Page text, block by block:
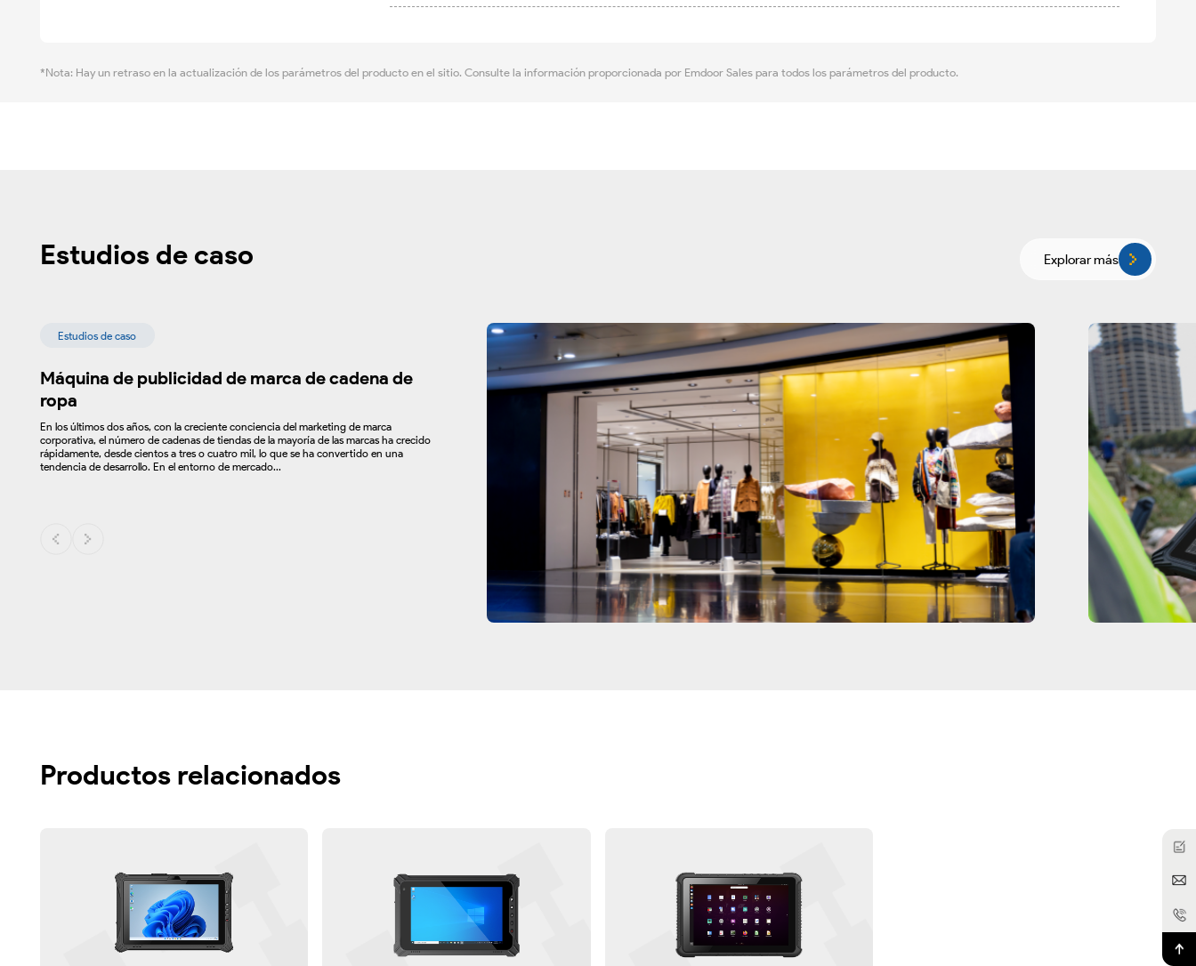
*Nota: Hay un retraso en la actualización de los parámetros del producto en el sitio. Consulte la información proporcionada por Emdoor Sales para todos los parámetros del producto.
Estudios de caso Explorar más
Estudios de caso
Máquina de publicidad de marca de cadena de
ropa
En los últimos dos años, con la creciente conciencia del marketing de marca
corporativa, el número de cadenas de tiendas de la mayoría de las marcas ha crecido
rápidamente, desde cientos a tres o cuatro mil, lo que se ha convertido en una
tendencia de desarrollo. En el entorno de mercado...
Productos relacionados